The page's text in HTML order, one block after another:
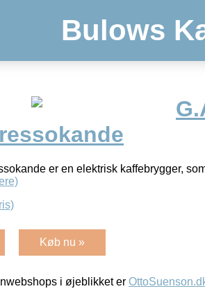
Bulows
er en elektrisk kaffebrygger,
Køb nu »
i øjeblikket er